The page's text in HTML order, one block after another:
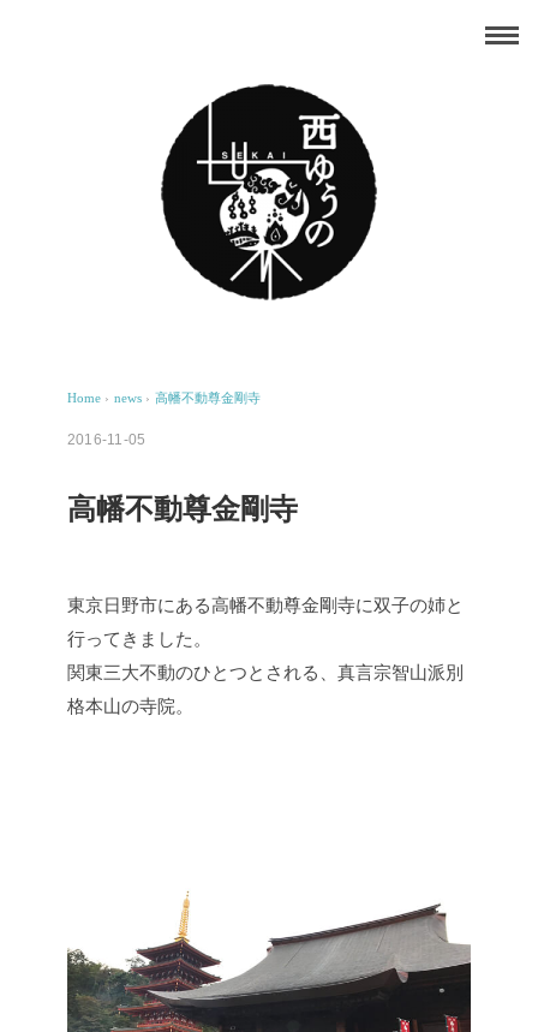
Home › news › 高幡不動尊金剛寺
2016-11-05
高幡不動尊金剛寺
東京日野市にある高幡不動尊金剛寺に双子の姉と
行ってきました。
関東三大不動のひとつとされる、真言宗智山派別
格本山の寺院。